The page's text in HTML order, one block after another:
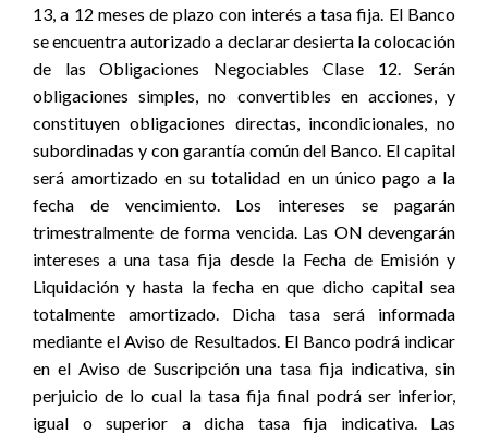
13, a 12 meses de plazo con interés a tasa fija. El Banco
se encuentra autorizado a declarar desierta la colocación
de las Obligaciones Negociables Clase 12. Serán
obligaciones simples, no convertibles en acciones, y
constituyen obligaciones directas, incondicionales, no
subordinadas y con garantía común del Banco. El capital
será amortizado en su totalidad en un único pago a la
fecha de vencimiento. Los intereses se pagarán
trimestralmente de forma vencida. Las ON devengarán
intereses a una tasa fija desde la Fecha de Emisión y
Liquidación y hasta la fecha en que dicho capital sea
totalmente amortizado. Dicha tasa será informada
mediante el Aviso de Resultados. El Banco podrá indicar
en el Aviso de Suscripción una tasa fija indicativa, sin
perjuicio de lo cual la tasa fija final podrá ser inferior,
igual o superior a dicha tasa fija indicativa. Las